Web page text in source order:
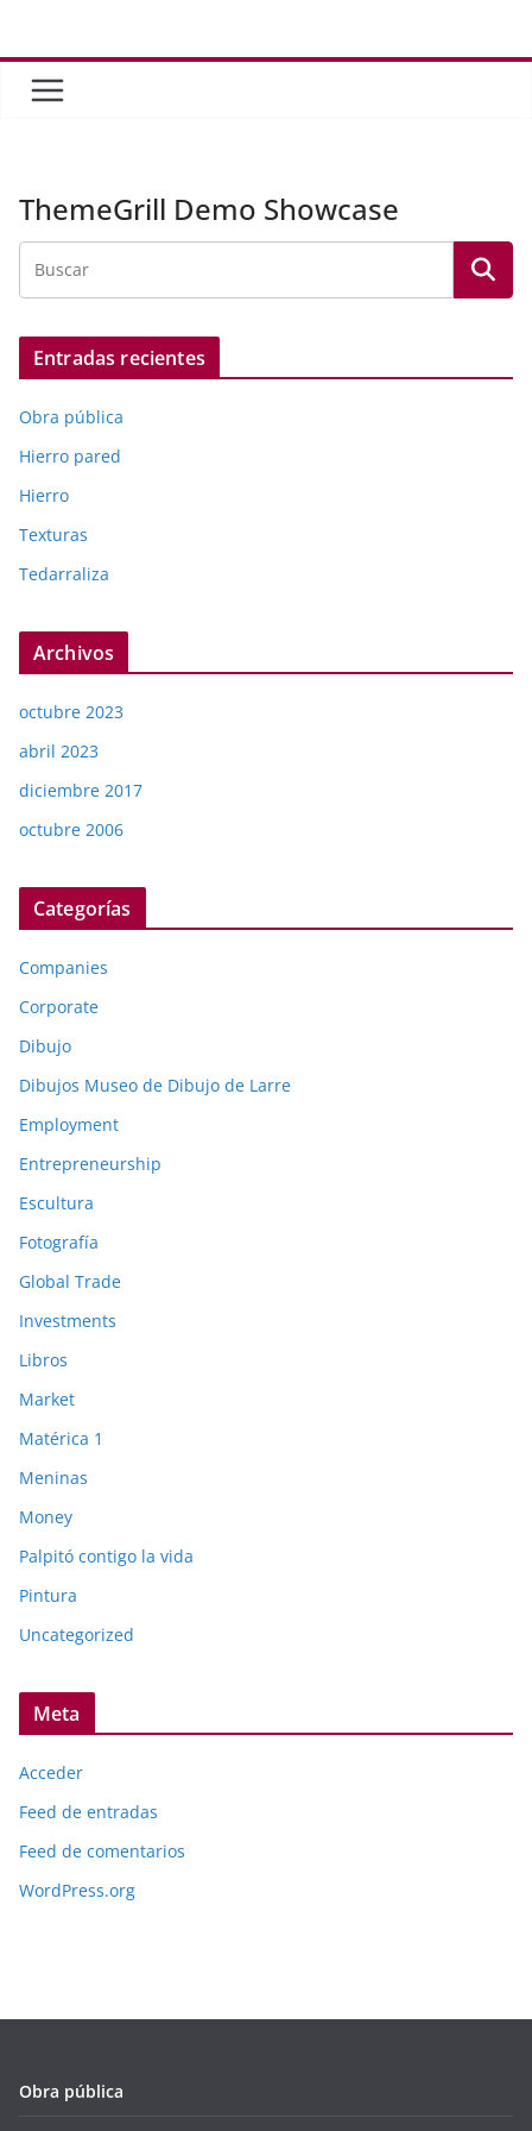
contenido
ThemeGrill Demo Showcase
Entradas recientes
Obra pública
Hierro pared
Hierro
Texturas
Tedarraliza
Archivos
octubre 2023
abril 2023
diciembre 2017
octubre 2006
Categorías
Companies
Corporate
Dibujo
Dibujos Museo de Dibujo de Larre
Employment
Entrepreneurship
Escultura
Fotografía
Global Trade
Investments
Libros
Market
Matérica 1
Meninas
Money
Palpitó contigo la vida
Pintura
Uncategorized
Meta
Acceder
Feed de entradas
Feed de comentarios
WordPress.org
Obra pública